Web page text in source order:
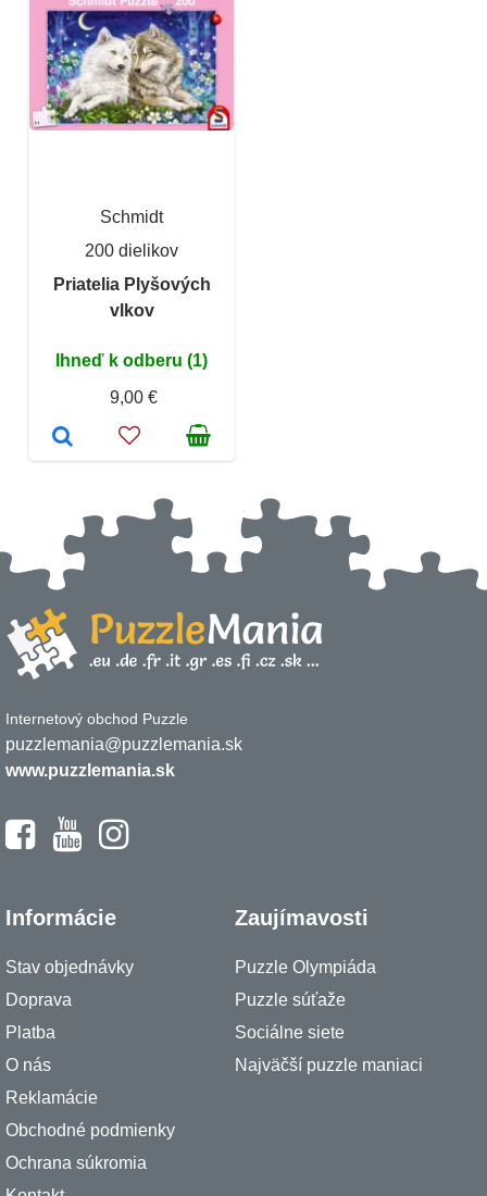
Schmidt
200 dielikov
Priatelia Plyšových
vlkov
Ihneď k odberu (1)
9,00 €
Internetový obchod Puzzle
puzzlemania@puzzlemania.sk
www.puzzlemania.sk
Informácie
Stav objednávky
Doprava
Platba
O nás
Reklamácie
Obchodné podmienky
Ochrana súkromia
Zaujímavosti
Puzzle Olympiáda
Puzzle súťaže
Sociálne siete
Najväčší puzzle maniaci